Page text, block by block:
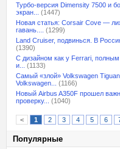
Турбо-версия Dimensity 7500 и
экран...
(1447)
Новая статья: Corsair Cove —
гавань....
(1299)
Land Cruiser, подвинься. В
(1390)
С дизайном как у Ferrari,
и...
(1133)
Самый «злой» Volkswagen
Volkswagen...
(1166)
Новый Airbus A350F прошел
проверку...
(1040)
< 1 2 3 4 5 6
Популярные